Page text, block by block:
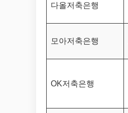
다올저축은행
모아저축은행
OK저축은행